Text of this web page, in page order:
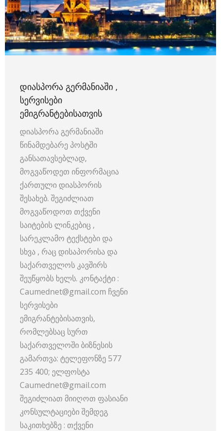
ᲓᲘᲐᲡᲞᲝᲠᲐ ᲒᲔᲠᲛᲐᲜᲘᲐᲨᲘ ,
ᲡᲔᲠᲕᲘᲡᲔᲑᲘ
ᲔᲛᲘᲒᲠᲐᲜᲢᲔᲑᲘᲡᲐᲗᲕᲘᲡ
დიასპორა გერმანიაში
წინამდებარე პოსტში
განსათავსებლად,
მოგვაწოდეთ ინფორმაცია
ქართული დიასპორის
შესახებ. შეგიძლიათ
მოგვაწოდოთ თქვენი
საიტების ლინკებიც ,
სარეკლამო ტექსტები და
სხვა , რაც დისაპორისა და
საქართველოს კავშირს
შეუწყობს ხელს. კონტაქტი :
Caumednet@gmail.com ჩვენი
სერვისები
ემიგრანტებისათვის,
რომლებსაც სურთ
საქართველოში ბიზნესის
გამართვა: ტელეფონზე 577
235 400; ელფოსტა
Caumednet@gmail.com
შეგიძლიათ მიიღოთ ფასიანი
კონსულტაციები შემდეგ
საკითხებზე : თქვენი